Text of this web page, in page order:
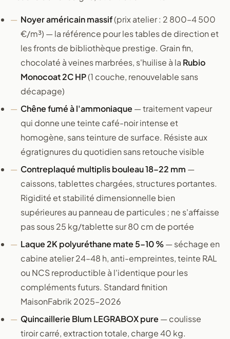
Noyer américain massif(prix atelier : 2 800–4 500
€/m³) — la référence pour les tables de direction et
les fronts de bibliothèque prestige. Grain fin,
chocolaté à veines marbrées, s'huilise à la Rubio
Monocoat 2C HP(1 couche, renouvelable sans
décapage)
Chêne fumé à l'ammoniaque — traitement vapeur
qui donne une teinte café-noir intense et
homogène, sans teinture de surface. Résiste aux
égratignures du quotidien sans retouche visible
Contreplaqué multiplis bouleau 18–22 mm —
caissons, tablettes chargées, structures portantes.
Rigidité et stabilité dimensionnelle bien
supérieures au panneau de particules ; ne s'affaisse
pas sous 25 kg/tablette sur 80 cm de portée
Laque 2K polyuréthane mate 5–10 %— séchage en
cabine atelier 24–48 h, anti-empreintes, teinte RAL
ou NCS reproductible à l'identique pour les
compléments futurs. Standard finition
MaisonFabrik 2025–2026
Quincaillerie Blum LEGRABOX pure — coulisse
tiroir carré, extraction totale, charge 40 kg.